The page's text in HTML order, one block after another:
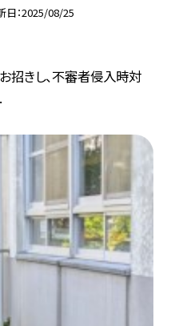
日 2025/08/25
招きし、不審者侵入時対